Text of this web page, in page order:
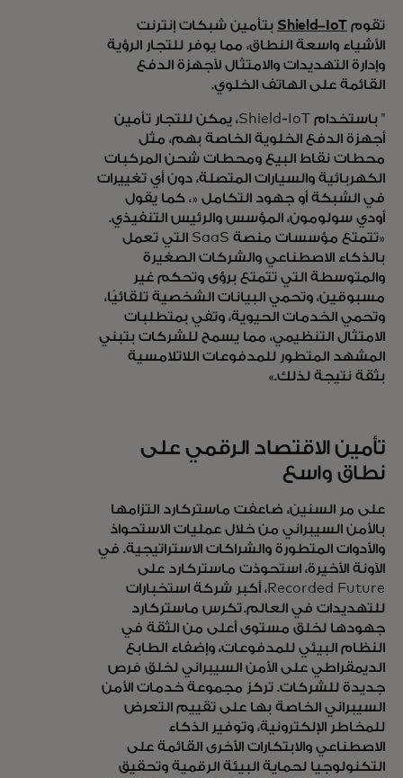
تقوم Shield-IoT بتأمين شبكات إنترنت
الأشياء واسعة النطاق، مما يوفر للتجار الرؤية
وإدارة التهديدات والامتثال لأجهزة الدفع
القائمة على الهاتف الخلوي.
" باستخدام Shield-IoT، يمكن للتجار تأمين
أجهزة الدفع الخلوية الخاصة بهم، مثل
محطات نقاط البيع ومحطات شحن المركبات
الكهربائية والسيارات المتصلة، دون أي تغييرات
في الشبكة أو جهود التكامل «، كما يقول
أودي سولومون، المؤسس والرئيس التنفيذي.
«تتمتع مؤسسات منصة SaaS التي تعمل
بالذكاء الاصطناعي والشركات الصغيرة
والمتوسطة التي تتمتع برؤى وتحكم غير
مسبوقين، وتحمي البيانات الشخصية تلقائيًا،
وتحمي الخدمات الحيوية، وتفي بمتطلبات
الامتثال التنظيمي، مما يسمح للشركات بتبني
المشهد المتطور للمدفوعات اللاتلامسية
بثقة نتيجة لذلك.»
تأمين الاقتصاد الرقمي على
نطاق واسع
على مر السنين، ضاعفت ماستركارد التزامها
بالأمن السيبراني من خلال عمليات الاستحواذ
والأدوات المتطورة والشراكات الاستراتيجية. في
الآونة الأخيرة، استحوذت ماستركارد على
Recorded Future، أكبر شركة استخبارات
للتهديدات في العالم. تكرس ماستركارد
جهودها لخلق مستوى أعلى من الثقة في
النظام البيئي للمدفوعات، وإضفاء الطابع
الديمقراطي على الأمن السيبراني لخلق فرص
جديدة للشركات. تركز مجموعة خدمات الأمن
السيبراني الخاصة بها على تقييم التعرض
للمخاطر الإلكترونية، وتوفير الذكاء
الاصطناعي والابتكارات الأخرى القائمة على
التكنولوجيا لحماية البيئة الرقمية وتحقيق